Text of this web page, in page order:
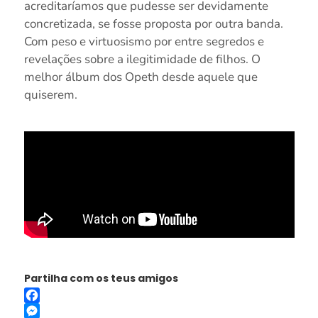
acreditaríamos que pudesse ser devidamente
concretizada, se fosse proposta por outra banda.
Com peso e virtuosismo por entre segredos e
revelações sobre a ilegitimidade de filhos. O
melhor álbum dos Opeth desde aquele que
quiserem.
Partilha com os teus amigos
Facebook